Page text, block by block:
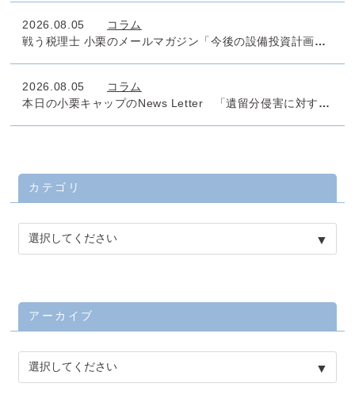
2026.08.05
コラム
戦う税理士 小栗のメールマガジン「今後の設備投資計画のタックスマネジメントは万全でしょうか」No.1011
2026.08.05
コラム
本日の小栗キャップのNews Letter 「遺留分侵害に対する課税」
カテゴリ
アーカイブ